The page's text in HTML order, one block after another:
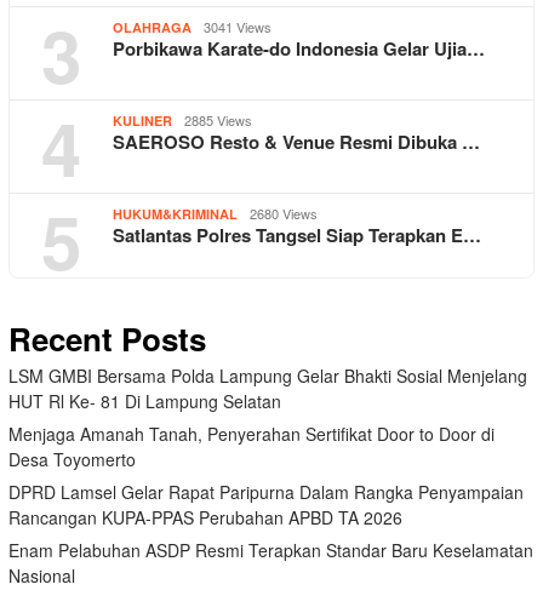
3
OLAHRAGA 3041 Views
Porbikawa Karate-do Indonesia Gelar Ujia…
4 KULINER 2885 Views
SAEROSO Resto & Venue Resmi Dibuka …
5 HUKUM&KRIMINAL 2680 Views
Satlantas Polres Tangsel Siap Terapkan E…
Recent Posts
LSM GMBI Bersama Polda Lampung Gelar Bhakti Sosial Menjelang
HUT Rl Ke- 81 Di Lampung Selatan
Menjaga Amanah Tanah, Penyerahan Sertifikat Door to Door di
Desa Toyomerto
DPRD Lamsel Gelar Rapat Paripurna Dalam Rangka Penyampaian
Rancangan KUPA-PPAS Perubahan APBD TA 2026
Enam Pelabuhan ASDP Resmi Terapkan Standar Baru Keselamatan
Nasional